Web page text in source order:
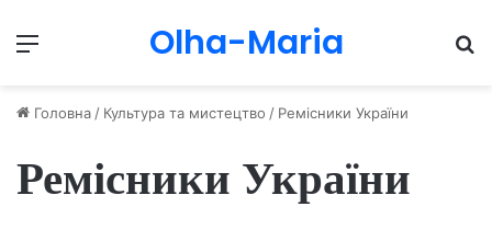
Menu Olha-Maria
Головна / Культура та мистецтво / Ремісники України
Ремісники України